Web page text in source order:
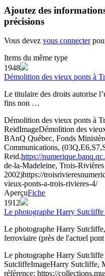
Ajoutez des
précisions
Vous devez vous connecter
Items du même type
1948
Démolition des vieux ponts à
Le titulaire des droits autorise
fins non …
Démolition des vieux ponts à
ReidImageDémolition des
BAnQ Québec, Fonds
Communications,
Reid.https://
de-la-Madeleine, Trois-
2002)https://
vieux-ponts-a-trois-rivieres-4/
AperçuFiche
1912
Le photographe Harry
Le photographe Harry
ferroviaire (près de l'actuel
Le photographe Harry
SutcliffeImageHarry Sutcliffe,
référence: https://